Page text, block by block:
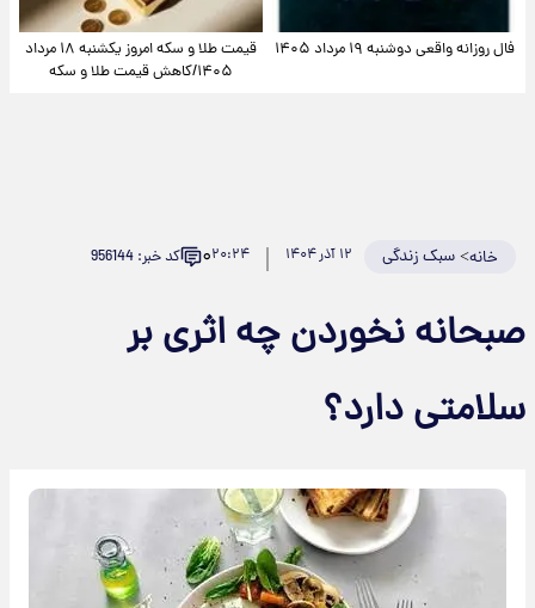
فال روزانه واقعی دوشنبه ۱۹ مرداد ۱۴۰۵
قیمت طلا و سکه امروز یکشنبه ۱۸ مرداد
۱۴۰۵/کاهش قیمت طلا و سکه
خانه>سبک زندگی ۱۲ آذر ۱۴۰۴ ۲۰:۲۴۰ کد خبر: 956144
صبحانه نخوردن چه اثری بر
سلامتی دارد؟